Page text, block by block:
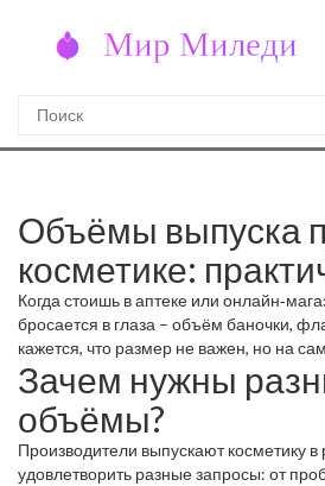
Объёмы выпуска
косметике:
Когда стоишь в аптеке или
бросается в глаза – объём баночки,
кажется, что размер не важен, но на
влияет на цену, срок годности и
разберём, почему стоит обращать
выбрать оптимальный вариант.
Зачем нужны
объёмы?
Производители выпускают косметику
удовлетворить разные запросы: от